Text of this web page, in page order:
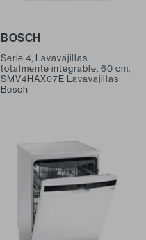
BOSCH
Serie 4, Lavavajillas
totalmente integrable, 60 cm,
SMV4HAX07E Lavavajillas
Bosch